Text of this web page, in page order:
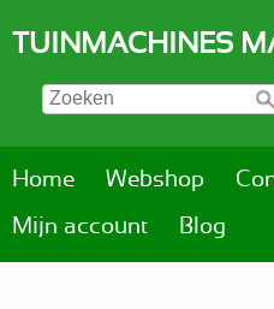
TUINMACHINES
Home Webshop
Mijn account Blog